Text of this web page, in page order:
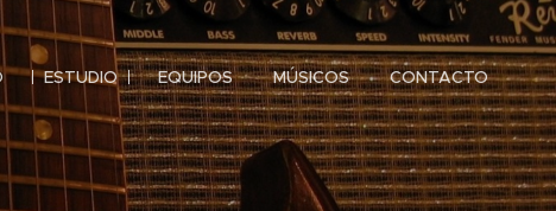
ESTUDIO EQUIPOS MÚSICOS CONTACTO